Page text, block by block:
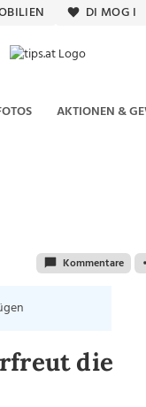
DI MOG I
AKTIONEN &
Kommentare
die